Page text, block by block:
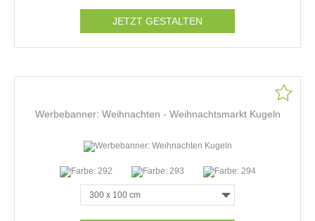
JETZT GESTALTEN
Werbebanner: Weihnachten - Weihnachtsmarkt Kugeln